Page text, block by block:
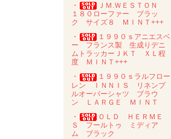
・
ＪＭ.ＷＥＳＴＯＮ
１８０ローファー ブラッ
ク サイズ８ ＭＩＮＴ+++
・
１９９０ｓアニエスベ
ー フランス製 生成りデニ
ムトラッカーＪＫＴ ＸＬ程
度 ＭＩＮＴ+++
・
１９９０ｓラルフロー
レン ＩＮＮＩＳ リネンプ
ルオーバーシャツ ブラウ
ン ＬＡＲＧＥ ＭＩＮＴ
・
ＯＬＤ ＨＥＲＭＥ
Ｓ フールトゥ ミディア
ム ブラック